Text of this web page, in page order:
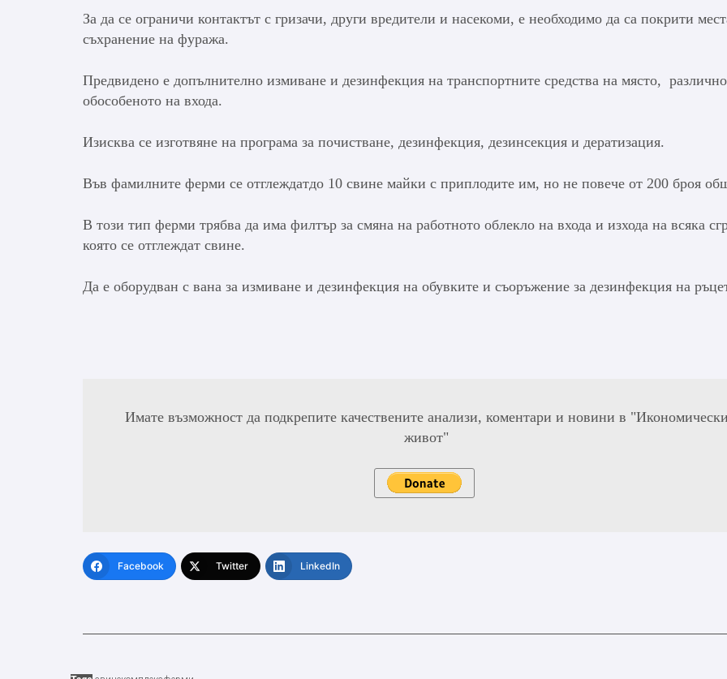
За да се ограничи контактът с гризачи, други вредители и насекоми, е необходимо да са покрити
съхранение на фуража.
Предвидено е допълнително измиване и дезинфекция на транспортните средства на място,
обособеното на входа.
Изисква се изготвяне на програма за почистване, дезинфекция, дезинсекция и дератизация.
Във фамилните ферми се отглеждатдо 10 свине майки с приплодите им, но не повече от 200 броя
В този тип ферми трябва да има филтър за смяна на работното облекло на входа и изхода на всяка
която се отглеждат свине.
Да е оборудван с вана за измиване и дезинфекция на обувките и съоръжение за дезинфекция на
Имате възможност да подкрепите качествените анализи, коментари и новини в
живот"
Facebook Twitter LinkedIn